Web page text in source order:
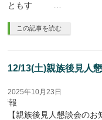
ともす …
この記事を読む
12/13(土)親族後見人
2025年10月23日
報
【親族後見人懇談会の